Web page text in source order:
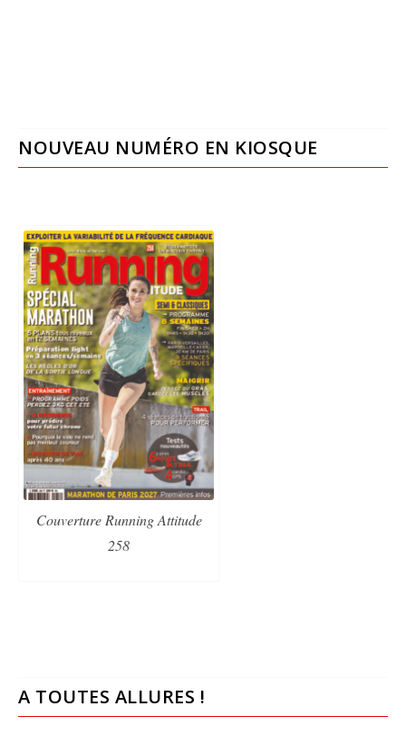
NOUVEAU NUMÉRO EN KIOSQUE
Couverture Running Attitude
258
A TOUTES ALLURES !